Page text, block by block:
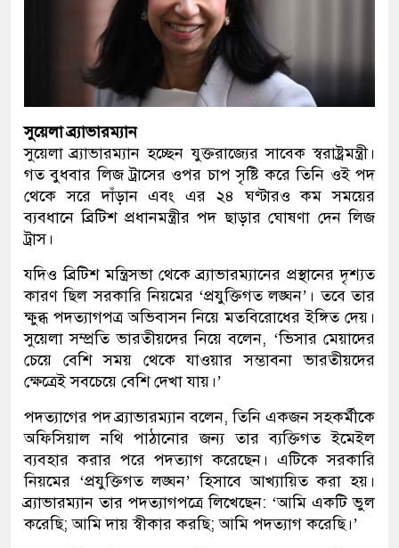
সুয়েলা ব্র্যাভারম্যান
সুয়েলা ব্র্যাভারম্যান হচ্ছেন যুক্তরাজ্যের সাবেক স্বরাষ্ট্রমন্ত্রী।
গত বুধবার লিজ ট্রাসের ওপর চাপ সৃষ্টি করে তিনি ওই পদ
থেকে সরে দাঁড়ান এবং এর ২৪ ঘণ্টারও কম সময়ের
ব্যবধানে ব্রিটিশ প্রধানমন্ত্রীর পদ ছাড়ার ঘোষণা দেন লিজ
ট্রাস।
যদিও ব্রিটিশ মন্ত্রিসভা থেকে ব্র্যাভারম্যানের প্রস্থানের দৃশ্যত
কারণ ছিল সরকারি নিয়মের ‘প্রযুক্তিগত লঙ্ঘন’। তবে তার
ক্ষুব্ধ পদত্যাগপত্র অভিবাসন নিয়ে মতবিরোধের ইঙ্গিত দেয়।
সুয়েলা সম্প্রতি ভারতীয়দের নিয়ে বলেন, ‘ভিসার মেয়াদের
চেয়ে বেশি সময় থেকে যাওয়ার সম্ভাবনা ভারতীয়দের
ক্ষেত্রেই সবচেয়ে বেশি দেখা যায়।’
পদত্যাগের পদ ব্র্যাভারম্যান বলেন, তিনি একজন সহকর্মীকে
অফিসিয়াল নথি পাঠানোর জন্য তার ব্যক্তিগত ইমেইল
ব্যবহার করার পরে পদত্যাগ করেছেন। এটিকে সরকারি
নিয়মের ‘প্রযুক্তিগত লঙ্ঘন’ হিসাবে আখ্যায়িত করা হয়।
ব্র্যাভারম্যান তার পদত্যাগপত্রে লিখেছেন: ‘আমি একটি ভুল
করেছি; আমি দায় স্বীকার করছি; আমি পদত্যাগ করেছি।’